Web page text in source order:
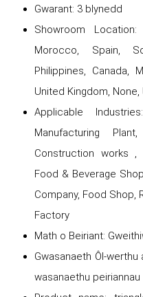
Gwarant: 3 blynedd
Showroom
Morocco, Spain,
Philippines, Canada,
United Kingdom,
Applicable
Manufacturing
Construction works ,
Food & Beverage
Company, Food Shop,
Factory
Math o Beiriant:
Gwasanaeth Ôl-
wasanaethu